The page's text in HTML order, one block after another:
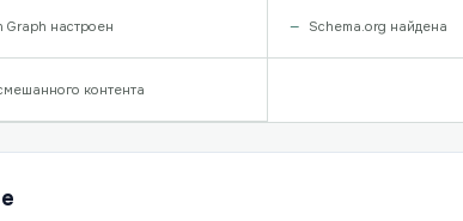
Graph настроен Schema.org найдена
контента